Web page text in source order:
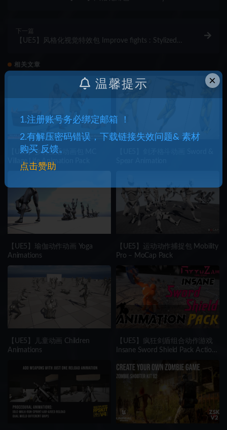
下一篇
【UE5】风格化视觉特效包 Improve fights : Stylized
相关文章
【UE5】乡村生活动画包 MC
Village Life Animation Pack
【UE5】瑜伽动作动画 Yoga
Animations
【UE5】运动动作捕捉包 Mobility
Pro – MoCap Pack
【UE5】儿童动画 Children
Animations
【UE5】疯狂剑盾组合动作游戏
Insane Sword Shield Pack Action
×
温馨提示
1.注册账号务必绑定邮箱 ！
2.有解压密码错误，下载链接失效问题& 素材
购买 反馈。
点击赞助